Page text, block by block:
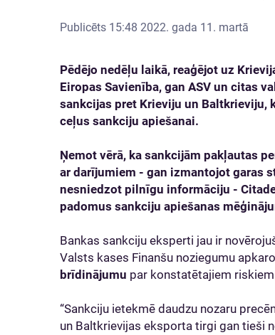
Publicēts 15:48 2022. gada 11. martā
Pēdējo nedēļu laikā, reaģējot uz
Eiropas Savienība, gan ASV un citas
sankcijas pret Krieviju un Baltkrieviju,
ceļus sankciju apiešanai.
Ņemot vērā, ka sankcijām pakļautas
ar darījumiem - gan izmantojot garas
nesniedzot pilnīgu informāciju -
padomus sankciju apiešanas
Bankas sankciju eksperti jau ir
Valsts kases Finanšu noziegumu
brīdinājumu par konstatētajiem
“Sankciju ietekmē daudzu nozaru
un Baltkrievijas eksporta tirgi gan tieši